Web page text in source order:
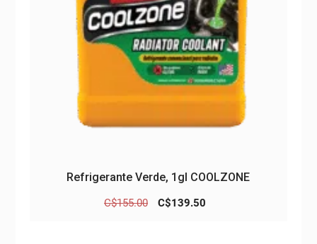
Refrigerante Verde, 1gl COOLZONE
C$155.00
ElC$139.50